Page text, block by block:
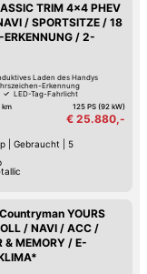
TRIM 4x4 PHEV
/ SPORTSITZE / 18
/ 2-
Laden des Handys
Erkennung
LED-Tag-Fahrlicht
km 125 PS (92 kW)
€ 25.880,-
| Gebraucht
5
YOURS
/ NAVI / ACC /
& MEMORY / E-